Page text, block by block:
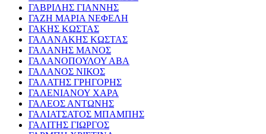
ΓΑΒΡΙΛΗΣ ΓΙΑΝΝΗΣ
ΓΑΖΗ ΜΑΡΙΑ ΝΕΦΕΛΗ
ΓΑΚΗΣ ΚΩΣΤΑΣ
ΓΑΛΑΝΑΚΗΣ ΚΩΣΤΑΣ
ΓΑΛΑΝΗΣ ΜΑΝΟΣ
ΓΑΛΑΝΟΠΟΥΛΟΥ ΑΒΑ
ΓΑΛΑΝΟΣ ΝΙΚΟΣ
ΓΑΛΑΤΗΣ ΓΡΗΓΟΡΗΣ
ΓΑΛΕΝΙΑΝΟΥ ΧΑΡΑ
ΓΑΛΕΟΣ ΑΝΤΩΝΗΣ
ΓΑΛΙΑΤΣΑΤΟΣ ΜΠΑΜΠΗΣ
ΓΑΛΙΤΗΣ ΓΙΩΡΓΟΣ